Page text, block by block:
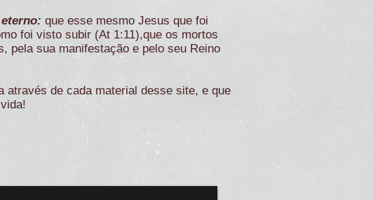
que esse mesmo Jesus que foi
foi visto subir (At 1:11),que os mortos
pela sua manifestação e pelo seu Reino
através de cada material desse site, e que